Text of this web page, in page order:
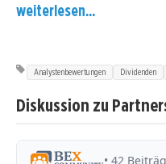
weiterlesen...
Analystenbewertungen Dividenden
Diskussion zu